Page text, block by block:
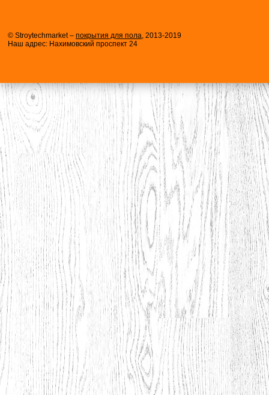
© Stroytechmarket – покрытия для пола , 2013-2019
Наш адрес: Нахимовский проспект 24